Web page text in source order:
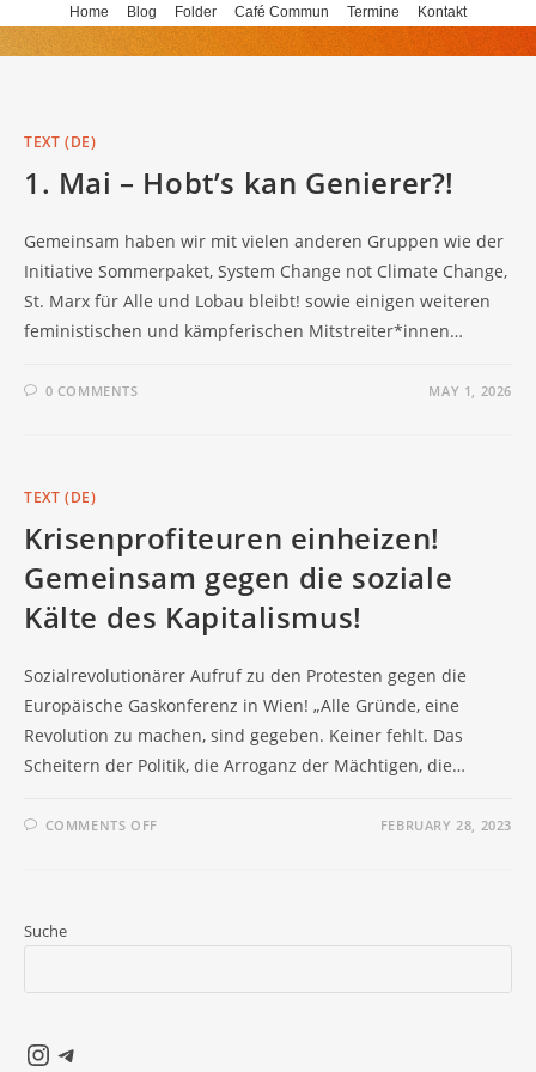
to
Home Blog Folder Café Commun Termine Kontakt
TEXT (DE)
1. Mai – Hobt’s kan Genierer?!
Gemeinsam haben wir mit vielen anderen Gruppen wie der
Initiative Sommerpaket, System Change not Climate Change,
St. Marx für Alle und Lobau bleibt! sowie einigen weiteren
feministischen und kämpferischen Mitstreiter*innen…
0 COMMENTS MAY 1, 2026
TEXT (DE)
Krisenprofiteuren einheizen!
Gemeinsam gegen die soziale
Kälte des Kapitalismus!
Sozialrevolutionärer Aufruf zu den Protesten gegen die
Europäische Gaskonferenz in Wien! „Alle Gründe, eine
Revolution zu machen, sind gegeben. Keiner fehlt. Das
Scheitern der Politik, die Arroganz der Mächtigen, die…
COMMENTS OFFON
DES
FEBRUARY 28, 2023
Suche
Instagram
Telegram